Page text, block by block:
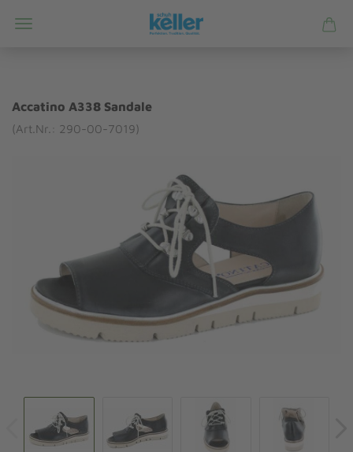
Accatino A338 Sandale
(Art.Nr.: 290-00-7019)